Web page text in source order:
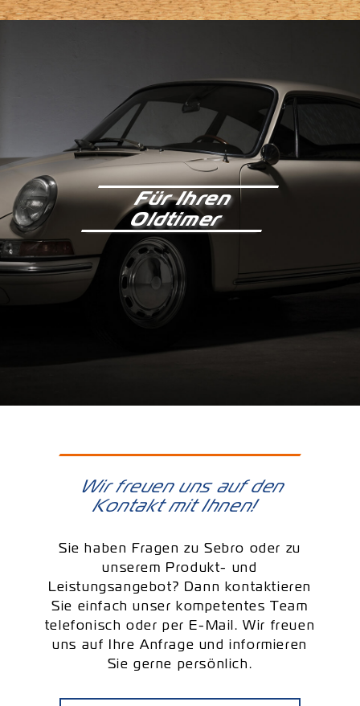
Für Ihren
Oldtimer
Kontakt
Wir freuen uns auf den
Kontakt mit Ihnen!
Sie haben Fragen zu Sebro oder zu
unserem Produkt- und
Leistungsangebot? Dann kontaktieren
Sie einfach unser kompetentes Team
telefonisch oder per E-Mail. Wir freuen
uns auf Ihre Anfrage und informieren
Sie gerne persönlich.